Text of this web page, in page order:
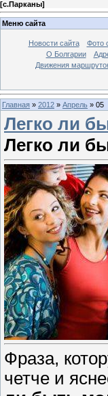
[с.Парканы]
Меню сайта
Новости сайта Фото
О Болгарии
Движения
Главная » 2012 » Апрель » 05
Легко ли
Легко ли
Фраза,
четче и